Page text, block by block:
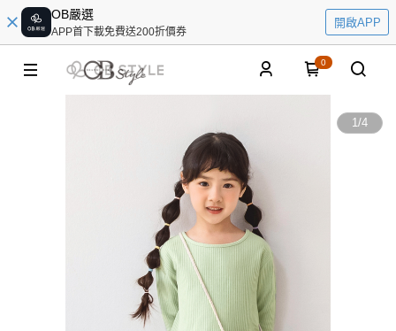
OB嚴選
APP首下載免費送200折價券
開啟APP
0
1/4